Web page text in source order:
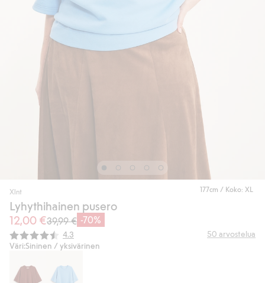
177cm / Koko: XL
Xlnt
Lyhythihainen pusero
12,00 €39,99 € -70%
Keskimääräinen luokitus:
4.3 50 arvostelua
Väri:Sininen / yksivärinen